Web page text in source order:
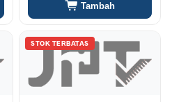
Tambah
STOK TERBATAS